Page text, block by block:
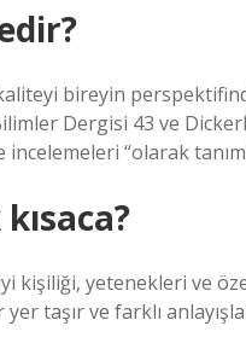
bireyin
Dergisi 43 ve
“olarak
kişiliği, yetenekleri ve
yer taşır ve farklı